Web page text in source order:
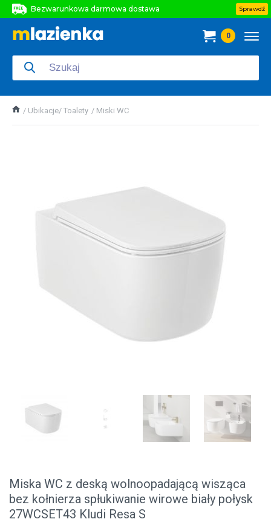
Bezwarunkowa darmowa dostawa
Bezwarunkowa darmowa dostawa
Sprawdź
0
Ubikacje/ Toalety Miski WC
Miska WC z deską wolnoopadającą wisząca
bez kołnierza spłukiwanie wirowe biały połysk
27WCSET43 Kludi Resa S